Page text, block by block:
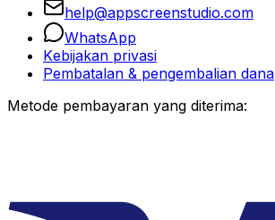
help@appscreenstudio.com
WhatsApp
Kebijakan privasi
Pembatalan & pengembalian dana
Metode pembayaran yang diterima: